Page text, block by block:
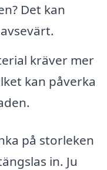
Det kan
kräver mer
kan påverka
på storleken
in. Ju